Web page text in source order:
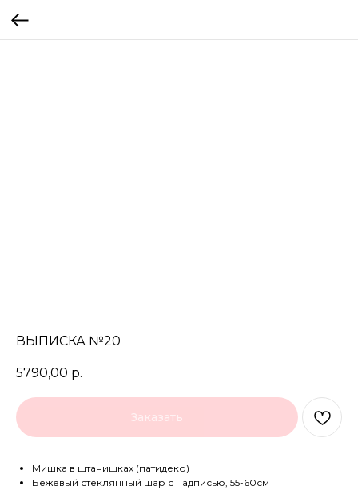
ВЫПИСКА №20
5790,00 р.
Заказать
Мишка в штанишках (патидеко)
Бежевый стеклянный шар с надписью, 55-60см